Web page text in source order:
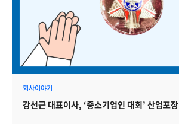
실시간으로 모니터링하고, AP 장비의 부하를 효율적으로 컨트롤하도록
접속자 수, 사용자 수, 최대 동시접속자 수 등의 근
모니터링하고 자료로 확보할 수 있습니다. ERMS(Event
Relation Management System)은 문제 원인 추
연관성을 분석하는 기능입니다. 기존 서비스맵의
등의 다양한 연산조건 및 통보기능을 추가하여 개
복합적인 이상 상황을 감지할 수 있습니다. 웹토폴로지는
기존에는 CS 형식으로 제공되었던 토폴로지맵의
구현하였습니다. 마지막은 클라우드 모니터링을 소개하고 시현을
회사이야기
강선근 대표이사, ‘중소기업인 대회’ 산업포